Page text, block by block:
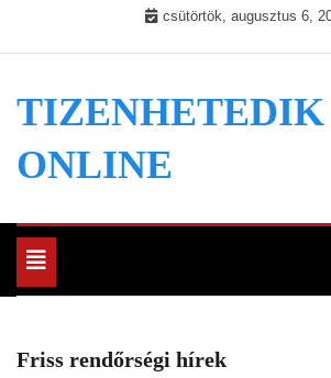
csütörtök, augusztus 6,
TIZENHETEDIK
ONLINE
Toggle
navigation
Friss rendőrségi hírek